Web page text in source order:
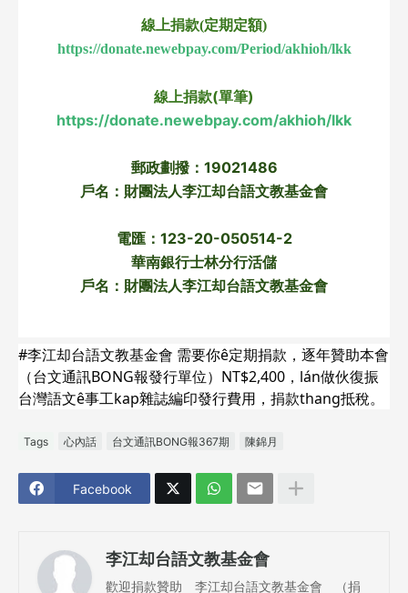
線上捐款(定期定額)
https://donate.newebpay.com/Period/akhioh/lkk
線上捐款(單筆)
https://donate.newebpay.com/akhioh/lkk
郵政劃撥：19021486
戶名：財團法人李江却台語文教基金會
電匯：123-20-050514-2
華南銀行士林分行活儲
戶名：財團法人李江却台語文教基金會
#李江却台語文教基金會 需要你ê定期捐款，逐年贊助本會
（台文通訊BONG報發行單位）NT$2,400，lán做伙復振
台灣語文ê事工kap雜誌編印發行費用，捐款thang抵稅。
Tags 心內話 台文通訊BONG報367期 陳錦月
Facebook
李江却台語文教基金會
歡迎捐款贊助 李江却台語文教基金會 （捐